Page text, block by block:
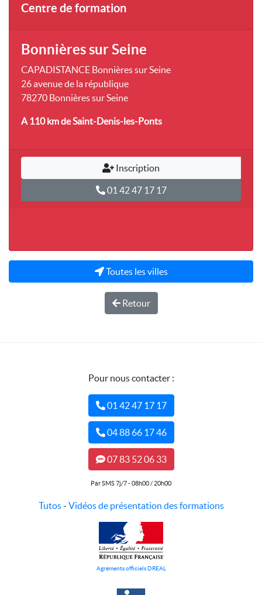
Centre de formation
Bonnières sur Seine
CAPADISTANCE Bonnières sur Seine
26 avenue de la république
78270 Bonnières sur Seine
A 110 kmde Saint-Denis-les-Ponts
Inscription
01 42 47 17 17
Toutes les villes
Retour
Pour nous contacter :
01 42 47 17 17
04 88 66 17 46
07 83 52 06 33
Par SMS 7j/7 - 08h00 / 20h00
Tutos- Vidéos de présentation des formations
Agréments officiels DREAL